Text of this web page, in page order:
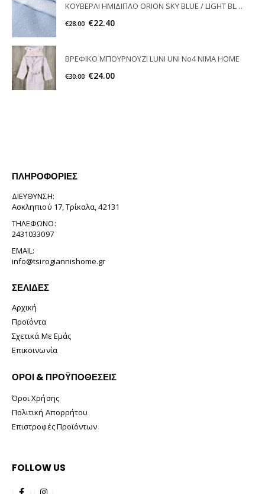
ΚΟΥΒΕΡΛΙ ΗΜΙΔΙΠΛΟ ORION SKY BLUE / LIGHT BLUE ΝΙΜΑ ΗΟΜE
€28.00 €22.40
ΒΡΕΦΙΚΟ ΜΠΟΥΡΝΟΥΖΙ LUNI UNI Νο4 ΝΙΜΑ HOME
€30.00 €24.00
ΠΛΗΡΟΦΟΡΊΕΣ
ΔΙΕΎΘΥΝΣΗ:
Ασκληπιού 17, Τρίκαλα, 42131
ΤΗΛΈΦΩΝΟ:
2431033097
EMAIL:
info@tsirogiannishome.gr
ΣΕΛΊΔΕΣ
Αρχική
Προϊόντα
Σχετικά Με Εμάς
Επικοινωνία
ΟΡΟΙ & ΠΡΟΫΠΟΘΕΣΕΙΣ
Όροι Χρήσης
Πολιτική Απορρήτου
Επιστροφές Προϊόντων
FOLLOW US